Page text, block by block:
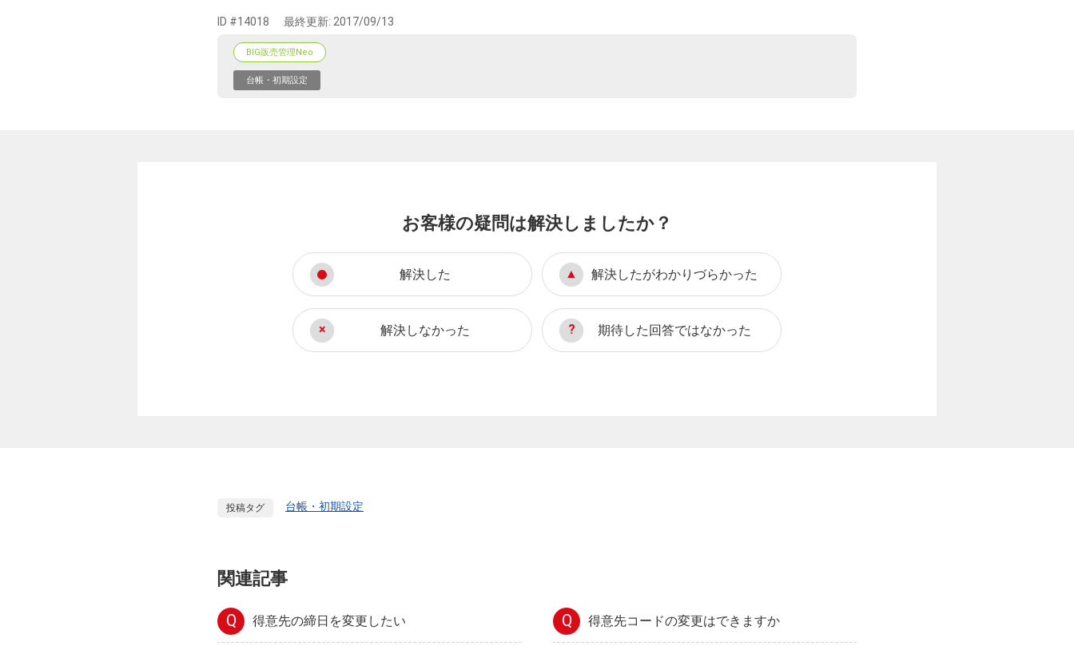
ID #14018 最終更新: 2017/09/13
BIG販売管理Neo
台帳・初期設定
お客様の疑問は解決しましたか？
解決した 解決したがわかりづらかった
解決しなかった 期待した回答ではなかった
投稿タグ 台帳・初期設定
関連記事
Q 得意先の締日を変更したい Q 得意先コードの変更はできますか